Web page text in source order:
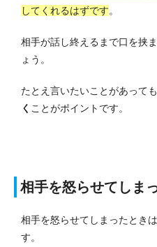
してくれるはずです。
相手が話し終えるまで口を挟
ょう。
たとえ言いたいことがあって
く ことがポイントです。
相手を怒らせてしま
相手を怒らせてしまったときは
す。